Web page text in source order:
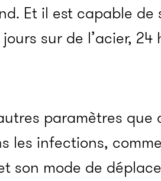
Et il est capable de
sur de l’acier,
paramètres
les infections,
son mode de